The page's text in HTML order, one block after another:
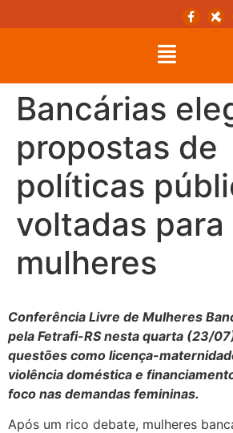
Bancárias
propostas de
políticas
voltadas para
mulheres
Conferência Livre de Mulheres
pela Fetrafi-RS nesta quarta (23/
questões como licença-
violência doméstica e
foco nas demandas femininas.
Após um rico debate, mulheres